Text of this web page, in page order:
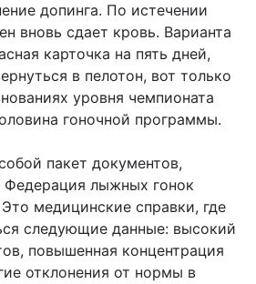
допинга. По истечении
вновь сдает кровь. Варианта
карточка на пять дней,
в пелотон, вот только
уровня чемпионата
гоночной программы.
пакет документов,
лыжных гонок
медицинские справки, где
следующие данные: высокий
повышенная концентрация
отклонения от нормы в